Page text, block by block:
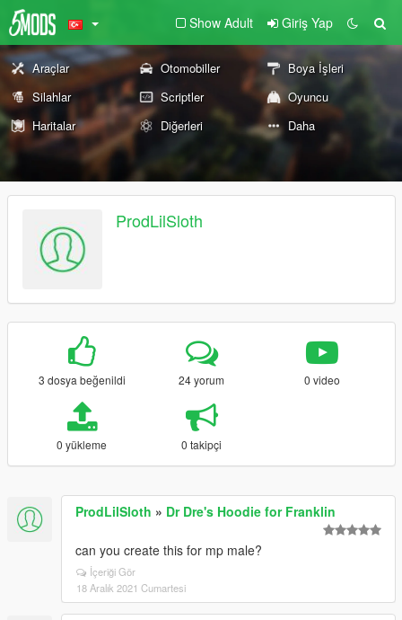
Show Adult Giriş Yap
Araçlar Otomobiller
Boya İşleri
Silahlar
Scriptler
Oyuncu
Haritalar
Diğerleri Daha
ProdLilSloth
3 dosya beğenildi 24 yorum 0 video
0 yükleme 0 takipçi
ProdLilSloth » Dr Dre's Hoodie for Franklin
can you create this for mp male?
İçeriği Gör
18 Aralık 2021 Cumartesi